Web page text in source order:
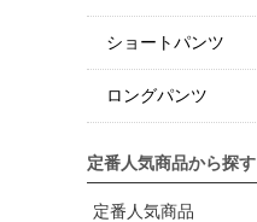
ショートパンツ
ロングパンツ
定番人気商品から探す
定番人気商品